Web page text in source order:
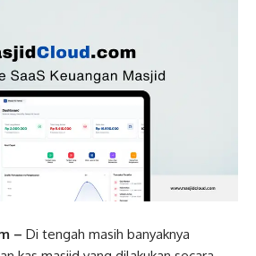
– Di tengah masih banyaknya